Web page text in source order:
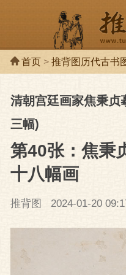
推
首页> 推背图历代古书
清朝宫廷画家焦秉贞
三幅)
第40张：焦秉
十八幅画
推背图 2024-01-20